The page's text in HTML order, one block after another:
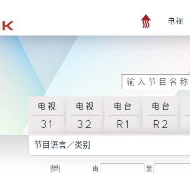
电视
电视
31
电视
32
电台
R1
电台
R2
节目语言／类别
由 至